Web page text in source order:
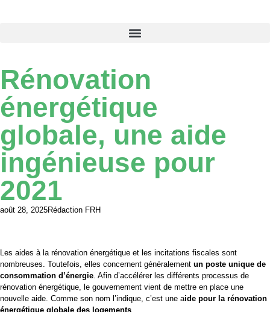
Rénovation
énergétique
globale, une aide
ingénieuse pour
2021
août 28, 2025Rédaction FRH
Les aides à la rénovation énergétique et les incitations fiscales sont
nombreuses. Toutefois, elles concernent généralement un poste unique de
consommation d’énergie. Afin d’accélérer les différents processus de
rénovation énergétique, le gouvernement vient de mettre en place une
nouvelle aide. Comme son nom l’indique, c’est une aide pour la rénovation
énergétique globale des logements.